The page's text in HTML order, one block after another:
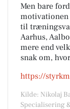
Men bare
til
Aarhus,
mere end
snak om,
https://
Kilde: Nikolaj
Specialisering